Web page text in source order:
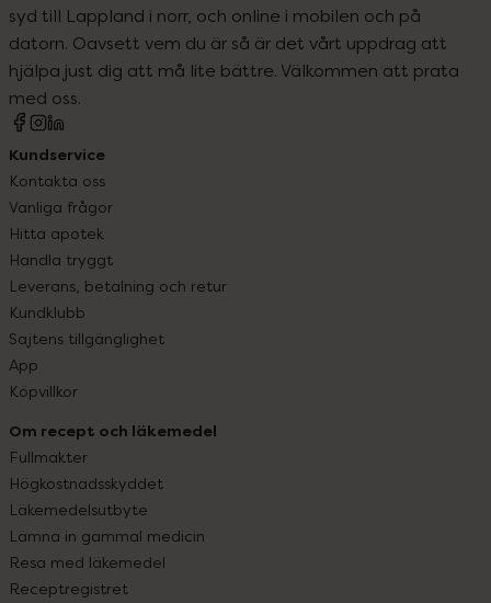
syd till Lappland i norr, och online i mobilen och på
datorn. Oavsett vem du är så är det vårt uppdrag att
hjälpa just dig att må lite bättre. Välkommen att prata
med oss.
Kundservice
Kontakta oss
Vanliga frågor
Hitta apotek
Handla tryggt
Leverans, betalning och retur
Kundklubb
Sajtens tillgänglighet
App
Köpvillkor
Om recept och läkemedel
Fullmakter
Högkostnadsskyddet
Läkemedelsutbyte
Lämna in gammal medicin
Resa med läkemedel
Receptregistret